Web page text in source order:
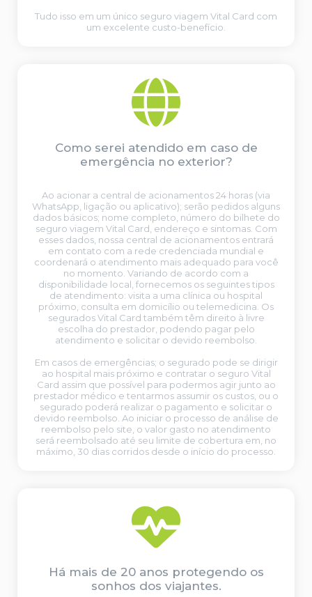
Tudo isso em um único seguro viagem Vital Card com
um excelente custo-benefício.
Como serei atendido em caso de
emergência no exterior?
Ao acionar a central de acionamentos 24 horas (via
WhatsApp, ligação ou aplicativo); serão pedidos alguns
dados básicos; nome completo, número do bilhete do
seguro viagem Vital Card, endereço e sintomas. Com
esses dados, nossa central de acionamentos entrará
em contato com a rede credenciada mundial e
coordenará o atendimento mais adequado para você
no momento. Variando de acordo com a
disponibilidade local, fornecemos os seguintes tipos
de atendimento: visita a uma clínica ou hospital
próximo, consulta em domicílio ou telemedicina. Os
segurados Vital Card também têm direito à livre
escolha do prestador, podendo pagar pelo
atendimento e solicitar o devido reembolso.
Em casos de emergências; o segurado pode se dirigir
ao hospital mais próximo e contratar o seguro Vital
Card assim que possível para podermos agir junto ao
prestador médico e tentarmos assumir os custos, ou o
segurado poderá realizar o pagamento e solicitar o
devido reembolso. Ao iniciar o processo de análise de
reembolso pelo site, o valor gasto no atendimento
será reembolsado até seu limite de cobertura em, no
máximo, 30 dias corridos desde o início do processo.
Há mais de 20 anos protegendo os
sonhos dos viajantes.